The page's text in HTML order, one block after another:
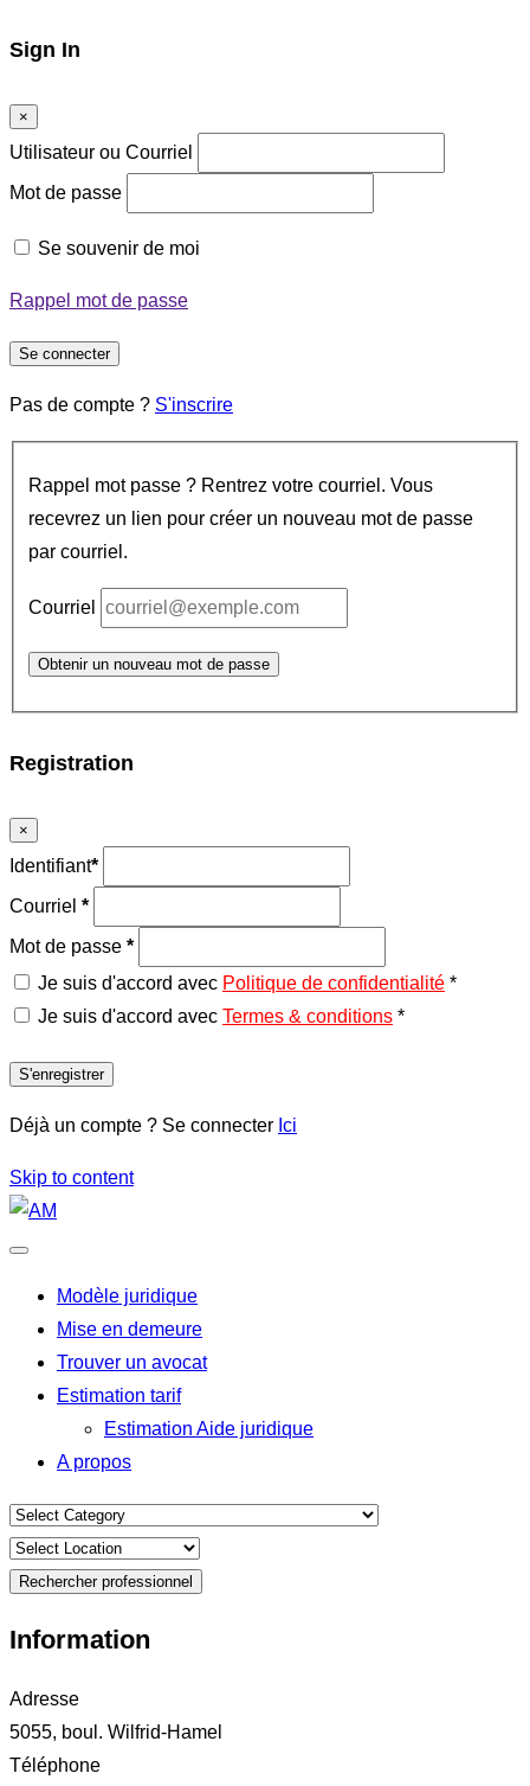
Sign In
×
Utilisateur ou Courriel
Mot de passe
Se souvenir de moi
Rappel mot de passe
Se connecter
Pas de compte ? S'inscrire
Rappel mot passe ? Rentrez votre courriel. Vous
recevrez un lien pour créer un nouveau mot de passe
par courriel.
Courriel
Obtenir un nouveau mot de passe
Registration
×
Identifiant*
Courriel *
Mot de passe *
Je suis d'accord avec Politique de confidentialité *
Je suis d'accord avec Termes & conditions *
S'enregistrer
Déjà un compte ? Se connecter Ici
Skip to content
Modèle juridique
Mise en demeure
Trouver un avocat
Estimation tarif
Estimation Aide juridique
A propos
Rechercher professionnel
Information
Adresse
5055, boul. Wilfrid-Hamel
Téléphone